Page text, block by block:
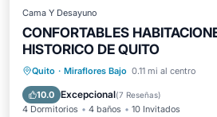
Cama Y Desayuno
CONFORTABLES
HISTORICO DE QUITO
Quito · Miraflores Bajo 0.11 mi al centro
10.0 Excepcional(7 Reseñas)
4 Dormitorios 4 baños 10 Invitados
Desayuno Aparcamiento
Restaurante